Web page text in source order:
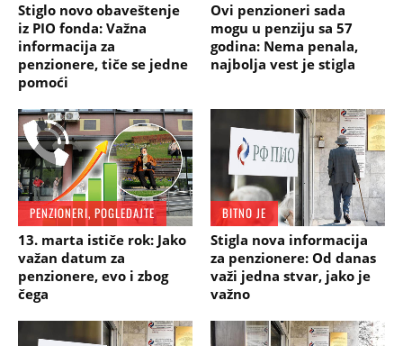
Stiglo novo obaveštenje
iz PIO fonda: Važna
informacija za
penzionere, tiče se jedne
pomoći
Ovi penzioneri sada
mogu u penziju sa 57
godina: Nema penala,
najbolja vest je stigla
PENZIONERI, POGLEDAJTE
13. marta ističe rok: Jako
važan datum za
penzionere, evo i zbog
čega
BITNO JE
Stigla nova informacija
za penzionere: Od danas
važi jedna stvar, jako je
važno